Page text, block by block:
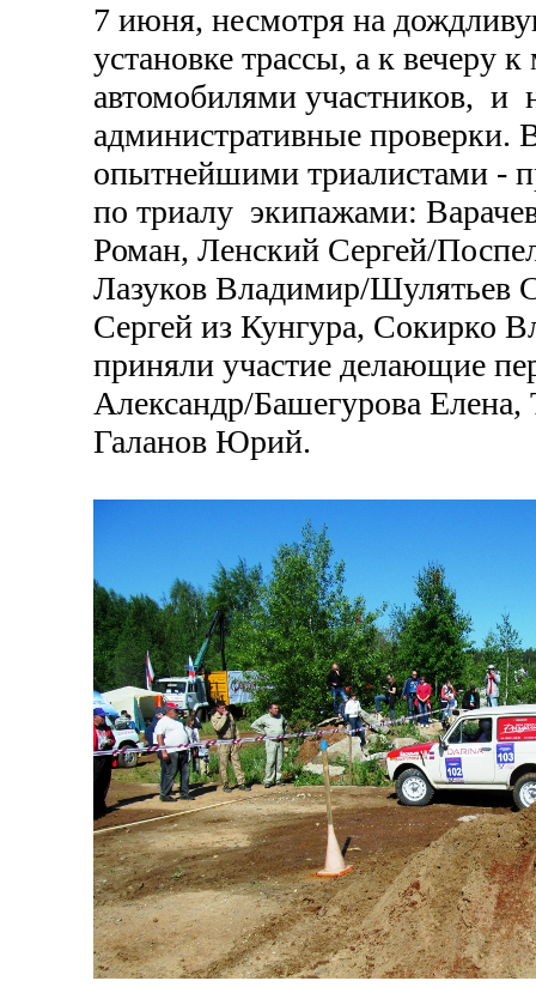
7 июня, несмотря на
установке трассы, а к вечеру
автомобилями участников, и
административные проверки.
опытнейшими триалистами -
по триалу экипажами:
Роман, Ленский Сергей/
Лазуков Владимир/Шулятьев
Сергей из Кунгура, Сокирко
приняли участие делающие
Александр/Башегурова
Галанов Юрий.